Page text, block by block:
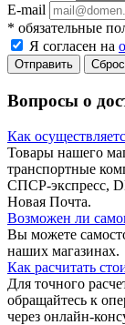
E-mail
* обязательные
Я согласен на
Отправить
Вопросы о
Как
Товары нашего
транспортные
СПСР-экспресс,
Новая Почта.
Возможен ли
Вы можете
наших магазинах.
Как расчитать
Для точного
обращайтесь к
через онлайн-